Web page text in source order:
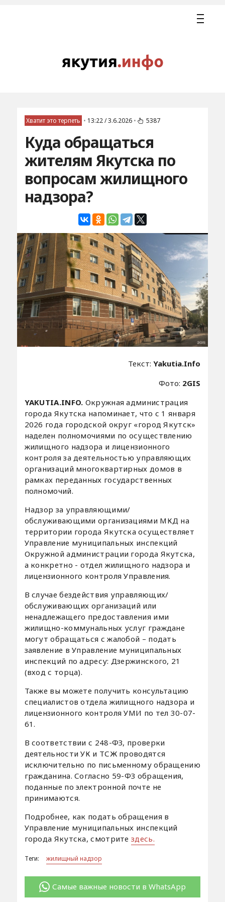
Хватит это терпеть • 13:22 / 3.6.2026 • 5387
Куда обращаться
жителям Якутска по
вопросам жилищного
надзора?
Текст:Yakutia.Info
Фото: 2GIS
YAKUTIA.INFO. Окружная администрация
города Якутска напоминает, что с 1 января
2026 года городской округ «город Якутск»
наделен полномочиями по осуществлению
жилищного надзора и лицензионного
контроля за деятельностью управляющих
организаций многоквартирных домов в
рамках переданных государственных
полномочий.
Надзор за управляющими/
обслуживающими организациями МКД на
территории города Якутска осуществляет
Управление муниципальных инспекций
Окружной администрации города Якутска,
а конкретно - отдел жилищного надзора и
лицензионного контроля Управления.
В случае бездействия управляющих/
обслуживающих организаций или
ненадлежащего предоставления ими
жилищно-коммунальных услуг граждане
могут обращаться с жалобой – подать
заявление в Управление муниципальных
инспекций по адресу: Дзержинского, 21
(вход с торца).
Также вы можете получить консультацию
специалистов отдела жилищного надзора и
лицензионного контроля УМИ по тел 30-07-
61.
В соответствии с 248-ФЗ, проверки
деятельности УК и ТСЖ проводятся
исключительно по письменному обращению
гражданина. Согласно 59-ФЗ обращения,
поданные по электронной почте не
принимаются.
Подробнее, как подать обращения в
Управление муниципальных инспекций
города Якутска, смотритездесь.
Теги: жилищный надзор
Самые важные новости в WhatsApp